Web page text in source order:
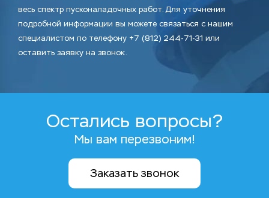
весь спектр пусконаладочных работ. Для уточнения
подробной информации вы можете связаться с нашим
специалистом по телефону +7 (812) 244-71-31 или
оставить заявку на звонок.
Остались вопросы?
Мы вам перезвоним!
Заказать звонок